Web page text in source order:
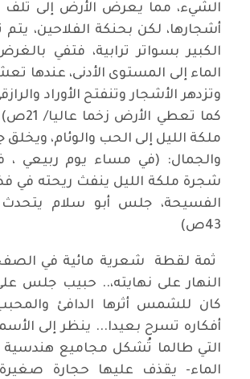
الشيء، مما يعرض الأرض إلى
أشجارها، لكن بحنكة الفلاحين،
الكبير بسواتر ترابية، فتفي
الماء إلى المستوى الأدنى، عندها
وتزدهر الأشجار وتنفتح الأوراد
كما تعطي
ملكة الليل إلى الحب والوئام،
والجمال: (في مساء يوم ربيعي ،
شجرة ملكة الليل ينفث ريحته في
الفسيحة، جلس أبو سلام
43ص)
النهار على نهايته،.. حبيب جلس
كان للشمس أثرها الدافئ
أفكاره تسرح بعيدا... ينظر إلى
التي طالما تُشكل مجاميع
الماء- يقذف عليها حجارة